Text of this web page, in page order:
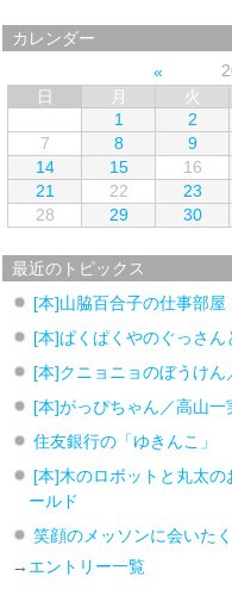
カレンダー
日
月 火
1
2
7
8 9
14
15 16
21
22 23
28
29 30
最近のトピックス
[本]山脇百合子の仕事部
[本]ぱくぱくやのぐっさ
[本]クニョニョのぼうけん
[本]がっぴちゃん／高山
住友銀行の「ゆきんこ」
[本]木のロボットと丸太
ールド
笑顔のメッソンに会いた
→ エントリー一覧